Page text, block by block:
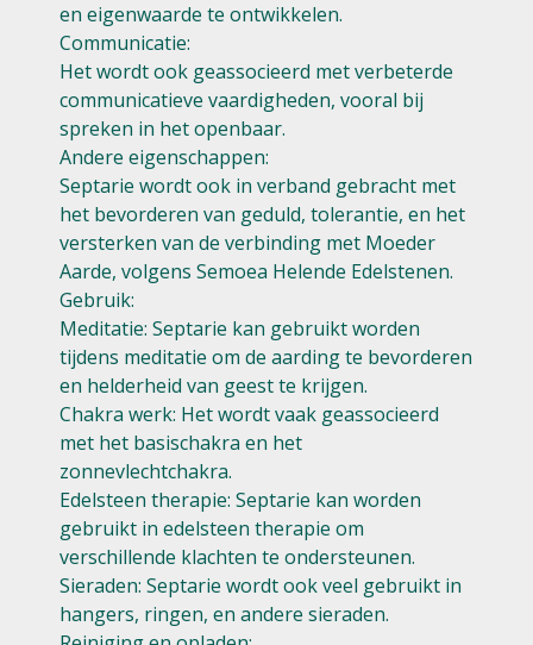
en eigenwaarde te ontwikkelen.
Communicatie:
Het wordt ook geassocieerd met verbeterde
communicatieve vaardigheden, vooral bij
spreken in het openbaar.
Andere eigenschappen:
Septarie wordt ook in verband gebracht met
het bevorderen van geduld, tolerantie, en het
versterken van de verbinding met Moeder
Aarde, volgens Semoea Helende Edelstenen.
Gebruik:
Meditatie: Septarie kan gebruikt worden
tijdens meditatie om de aarding te bevorderen
en helderheid van geest te krijgen.
Chakra werk: Het wordt vaak geassocieerd
met het basischakra en het
zonnevlechtchakra.
Edelsteen therapie: Septarie kan worden
gebruikt in edelsteen therapie om
verschillende klachten te ondersteunen.
Sieraden: Septarie wordt ook veel gebruikt in
hangers, ringen, en andere sieraden.